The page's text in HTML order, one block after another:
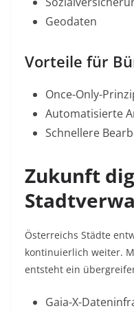
Geodaten
Vorteile für
Once-Only-
Automatisierte
Schnellere
Zukunft
Österreichs Städte
kontinuierlich weiter.
entsteht ein
Gaia-X-